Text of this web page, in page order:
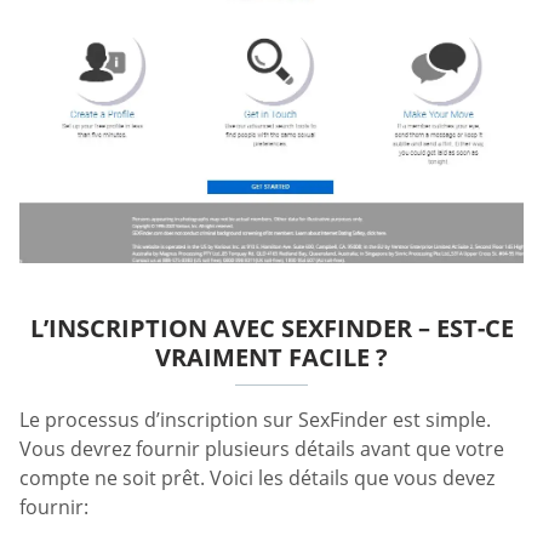
L’INSCRIPTION AVEC SEXFINDER – EST-CE
VRAIMENT FACILE ?
Le processus d’inscription sur SexFinder est simple.
Vous devrez fournir plusieurs détails avant que votre
compte ne soit prêt. Voici les détails que vous devez
fournir: